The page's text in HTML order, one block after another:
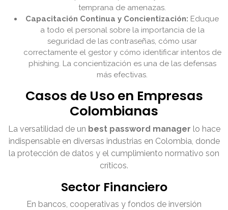
temprana de amenazas.
Capacitación Continua y Concientización: Eduque
a todo el personal sobre la importancia de la
seguridad de las contraseñas, cómo usar
correctamente el gestor y cómo identificar intentos de
phishing. La concientización es una de las defensas
más efectivas.
Casos de Uso en Empresas
Colombianas
La versatilidad de un best password manager lo hace
indispensable en diversas industrias en Colombia, donde
la protección de datos y el cumplimiento normativo son
críticos.
Sector Financiero
En bancos, cooperativas y fondos de inversión